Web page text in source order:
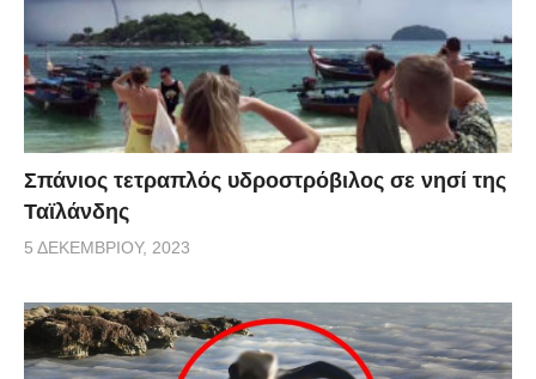
Σπάνιος τετραπλός υδροστρόβιλος σε νησί της
Ταϊλάνδης
5 ΔΕΚΕΜΒΡΊΟΥ, 2023